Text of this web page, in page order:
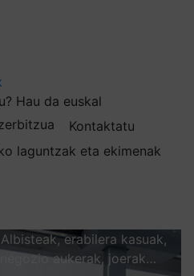
Hau da euskal
Kontaktatu
laguntzak eta ekimenak
Albisteak, erabilera kasuak,
aukerak, joerak…